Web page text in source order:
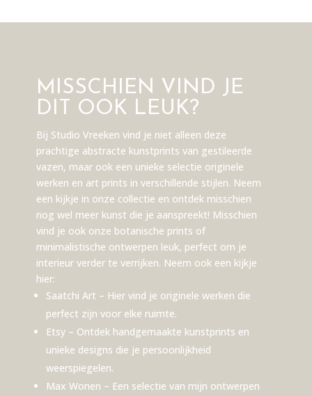
MISSCHIEN VIND JE
DIT OOK LEUK?
Bij Studio Vreeken vind je niet alleen deze
prachtige abstracte kunstprints van gestileerde
vazen, maar ook een unieke selectie originele
werken en art prints in verschillende stijlen. Neem
een kijkje in onze collectie en ontdek misschien
nog wel meer kunst die je aanspreekt! Misschien
vind je ook onze botanische prints of
minimalistische ontwerpen leuk, perfect om je
interieur verder te verrijken. Neem ook een kijkje
hier:
Saatchi Art – Hier vind je originele werken die
perfect zijn voor elke ruimte.
Etsy– Ontdek handgemaakte kunstprints en
unieke designs die je persoonlijkheid
weerspiegelen.
Max Wonen – Een selectie van mijn ontwerpen